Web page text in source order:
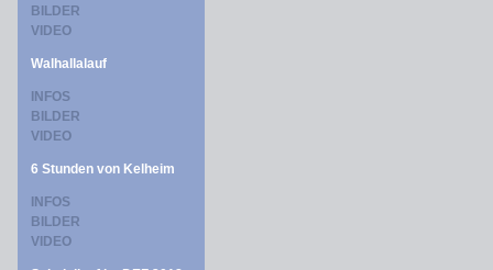
BILDER
VIDEO
Walhallalauf
INFOS
BILDER
VIDEO
6 Stunden von Kelheim
INFOS
BILDER
VIDEO